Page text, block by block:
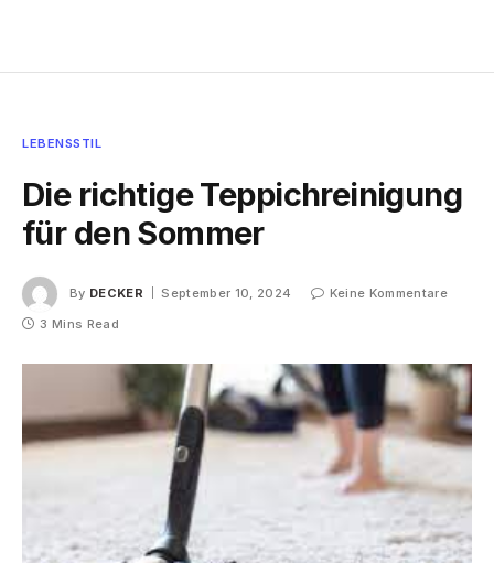
LEBENSSTIL
Die richtige Teppichreinigung
für den Sommer
By DECKER September 10, 2024
Keine Kommentare
3 Mins Read